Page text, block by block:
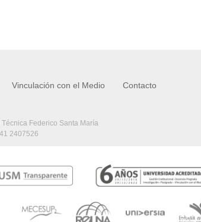
Vinculación con el Medio Contacto
Federico Santa María
2407526